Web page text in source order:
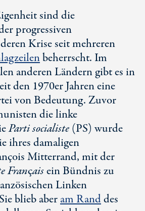
sind die
progressiven
Krise seit mehreren
beherrscht. Im
anderen Ländern gibt es in
den 1970er Jahren eine
von Bedeutung. Zuvor
die linke
Parti socialiste(PS) wurde
ihres damaligen
Mitterrand, mit der
Françaisein Bündnis zu
Linken
blieb aberam Randdes